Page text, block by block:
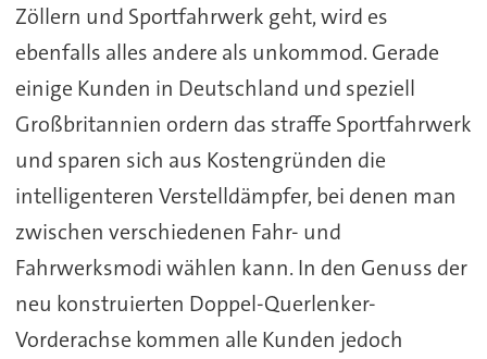
Zöllern und Sportfahrwerk geht, wird es
ebenfalls alles andere als unkommod. Gerade
einige Kunden in Deutschland und speziell
Großbritannien ordern das straffe Sportfahrwerk
und sparen sich aus Kostengründen die
intelligenteren Verstelldämpfer, bei denen man
zwischen verschiedenen Fahr- und
Fahrwerksmodi wählen kann. In den Genuss der
neu konstruierten Doppel-Querlenker-
Vorderachse kommen alle Kunden jedoch